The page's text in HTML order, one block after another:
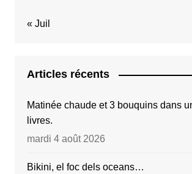
« Juil
Articles récents
Matinée chaude et 3 bouquins dans
livres.
mardi 4 août 2026
Bikini, el foc dels oceans…